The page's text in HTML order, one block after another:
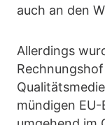
auch an den
Allerdings
mündigen